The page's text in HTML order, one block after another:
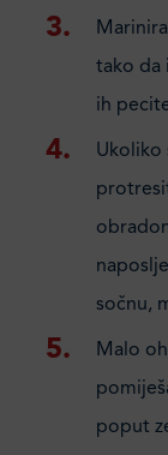
tako da
ih
Ukoliko
sočnu,
Malo
poput